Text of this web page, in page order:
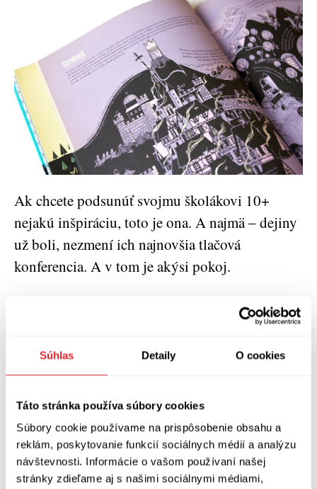
Súhlas Detaily O cookies
Táto stránka používa súbory cookies
Súbory cookie používame na prispôsobenie obsahu a
reklám, poskytovanie funkcií sociálnych médií a analýzu
návštevnosti. Informácie o vašom používaní našej
stránky zdieľame aj s našimi sociálnymi médiami,
Ak chcete podsunúť svojmu školákovi 10+
nejakú inšpiráciu, toto je ona. A najmä ‒ dejiny
už boli, nezmení ich najnovšia tlačová
konferencia. A v tom je akýsi pokoj.
Tak poďme cestovať ‒ prstom po mape dejín. To
je zábava do každej situácie aj počasia. Veď ako
písal Ján Blažovský vo svojej
recenzii pre Medzi
Prebudiť nadšenie pre históriu u detí
roky. A niektorí dospelí si za istých okolností na
toto zanietenie spomenú, obzvlášť ak sa im
dostane do rúk taká znamenitá kniha, ako je
Cesta časom.“